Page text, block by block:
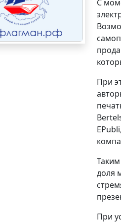
С
При
доля
При